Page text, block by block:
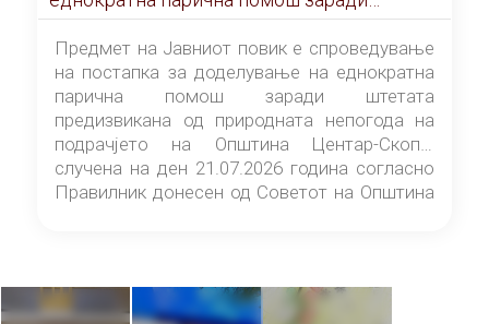
штетата предизвикана од природната
непогода на подрачјето на Општина
Центар-Скопје случена на ден 21.07.2026
година
Предмет на Јавниот повик е спроведување
на постапка за доделување на еднократна
парична помош заради штетата
предизвикана од природната непогода на
подрачјето на Општина Центар-Скопје
случена на ден 21.07.2026 година согласно
Правилник донесен од Советот на Општина